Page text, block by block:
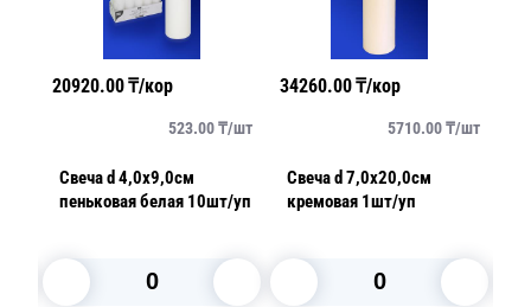
20920.00₸/кор
523.00₸/шт
Свеча d 4,0х9,0см
пеньковая белая 10шт/уп
34260.00₸/кор
5710.00₸/шт
Свеча d 7,0х20,0см
кремовая 1шт/уп